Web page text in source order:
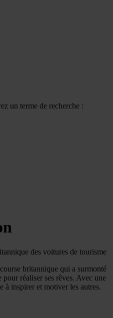
un terme de recherche :
des voitures de tourisme
britannique qui a surmonté
réaliser ses rêves. Avec une
à inspirer et motiver les autres.